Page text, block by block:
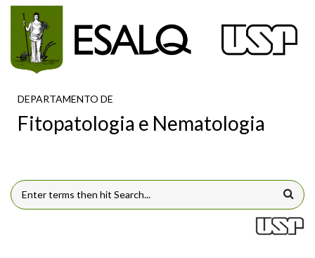
Pular para o conteúdo principal
DEPARTAMENTO DE
Fitopatologia e Nematologia
FORMULÁRIO DE BUSCA